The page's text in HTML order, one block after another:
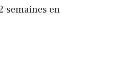
semaines en